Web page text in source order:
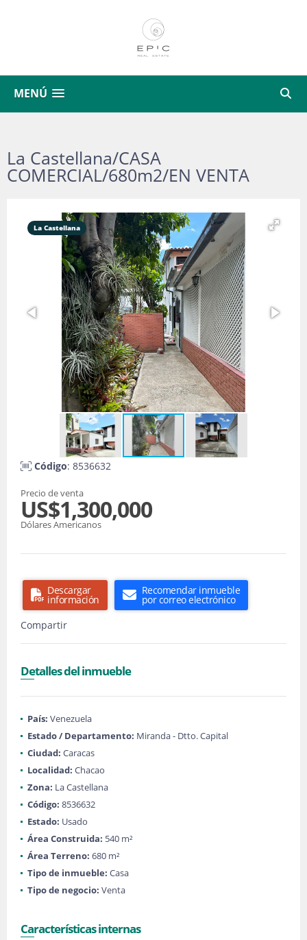
MENÚ
La Castellana/CASA
COMERCIAL/680m2/EN VENTA
La Castellana
Código: 8536632
Precio de venta
US$1,300,000
Dólares Americanos
Descargar
información
Recomendar inmueble
por correo electrónico
Compartir
Detalles del inmueble
País: Venezuela
Estado / Departamento: Miranda - Dtto. Capital
Ciudad: Caracas
Localidad: Chacao
Zona: La Castellana
Código: 8536632
Estado: Usado
Área Construida: 540 m²
Área Terreno: 680 m²
Tipo de inmueble: Casa
Tipo de negocio: Venta
Características internas